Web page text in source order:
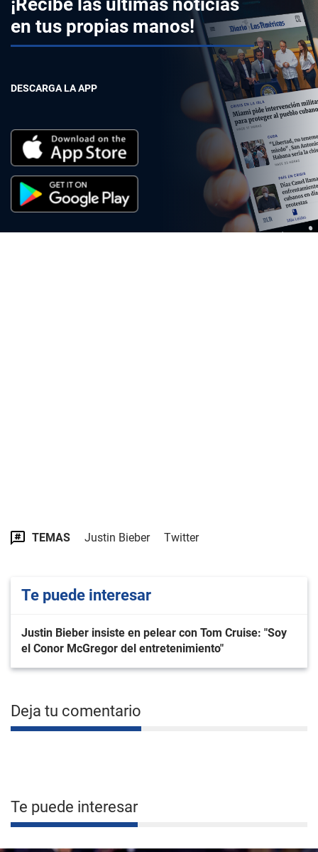
¡Recibe las últimas noticias
en tus propias manos!
DESCARGA LA APP
TEMAS Justin Bieber Twitter
Te puede interesar
Justin Bieber insiste en pelear con Tom Cruise: "Soy
el Conor McGregor del entretenimiento"
Deja tu comentario
Te puede interesar